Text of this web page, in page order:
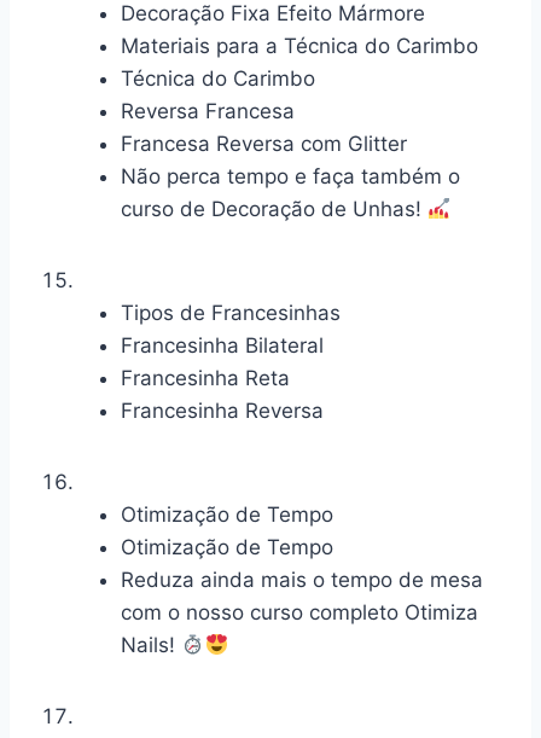
Decoração Fixa Efeito Mármore
Materiais para a Técnica do Carimbo
Técnica do Carimbo
Reversa Francesa
Francesa Reversa com Glitter
Não perca tempo e faça também o
curso de Decoração de Unhas!
Tipos de Francesinhas
Francesinha Bilateral
Francesinha Reta
Francesinha Reversa
Otimização de Tempo
Otimização de Tempo
Reduza ainda mais o tempo de mesa
com o nosso curso completo Otimiza
Nails!